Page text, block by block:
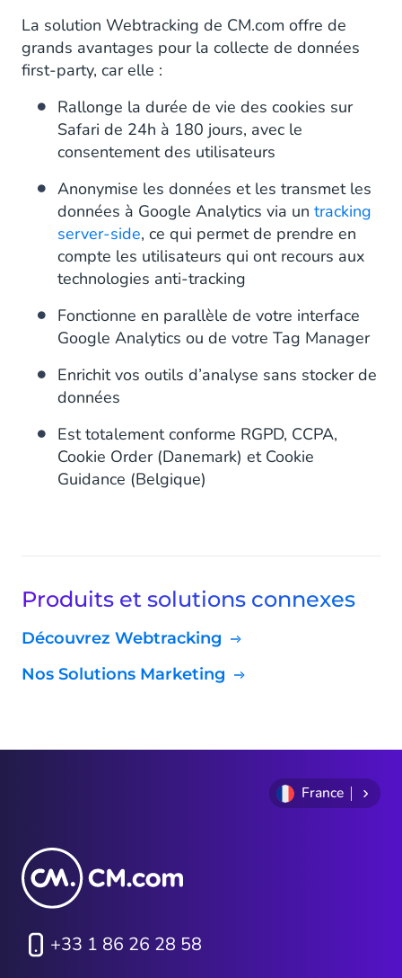
La solution Webtracking de CM.com offre de
grands avantages pour la collecte de données
first-party, car elle :
Rallonge la durée de vie des cookies sur
Safari de 24h à 180 jours, avec le
consentement des utilisateurs
Anonymise les données et les transmet les
données à Google Analytics via un tracking
server-side, ce qui permet de prendre en
compte les utilisateurs qui ont recours aux
technologies anti-tracking
Fonctionne en parallèle de votre interface
Google Analytics ou de votre Tag Manager
Enrichit vos outils d’analyse sans stocker de
données
Est totalement conforme RGPD, CCPA,
Cookie Order (Danemark) et Cookie
Guidance (Belgique)
Produits et solutions connexes
Découvrez Webtracking
Nos Solutions Marketing
France
+33 1 86 26 28 58